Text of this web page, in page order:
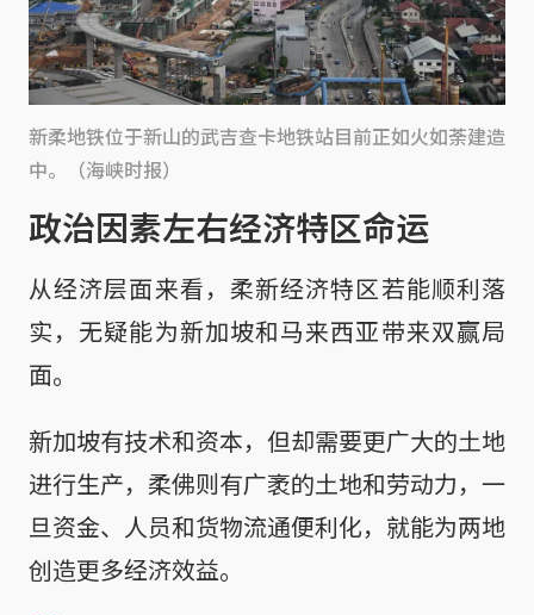
新柔地铁位于新山的武吉查卡地铁站目前正如火如荼建造
中。（海峡时报）
政治因素左右经济特区命运
从经济层面来看，柔新经济特区若能顺利落
实，无疑能为新加坡和马来西亚带来双赢局
面。
新加坡有技术和资本，但却需要更广大的土地
进行生产，柔佛则有广袤的土地和劳动力，一
旦资金、人员和货物流通便利化，就能为两地
创造更多经济效益。